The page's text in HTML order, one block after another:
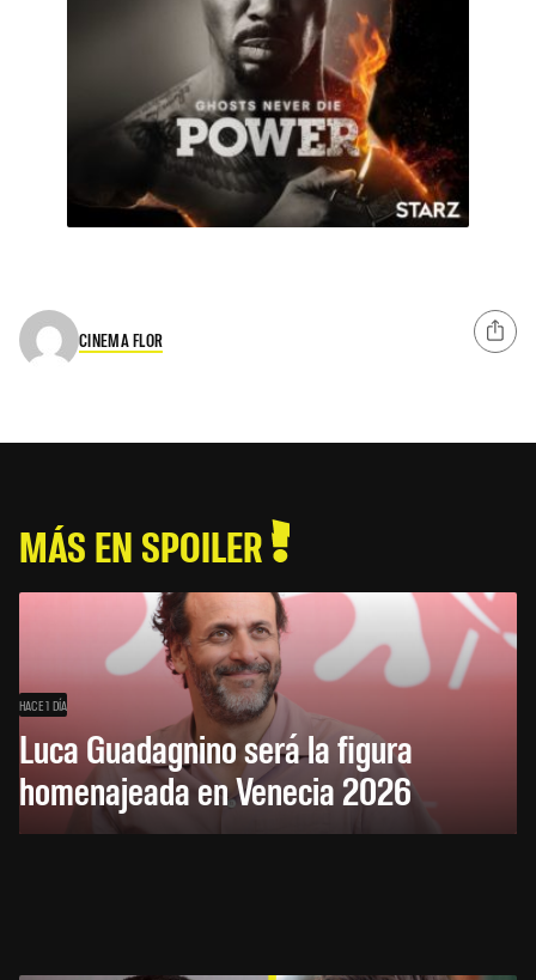
CINEMA FLOR
MÁS EN SPOILER
HACE 1 DÍA
Luca Guadagnino será la figura
homenajeada en Venecia 2026